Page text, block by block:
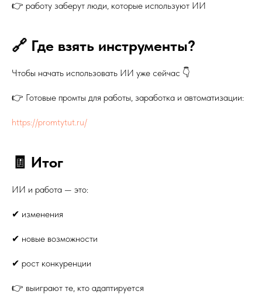
👉 работу заберут люди, которые используют ИИ
🔗 Где взять инструменты?
Чтобы начать использовать ИИ уже сейчас 👇
👉 Готовые промты для работы, заработка и автоматизации:
https://promtytut.ru/
🧾 Итог
ИИ и работа — это:
✔ изменения
✔ новые возможности
✔ рост конкуренции
👉 выиграют те, кто адаптируется